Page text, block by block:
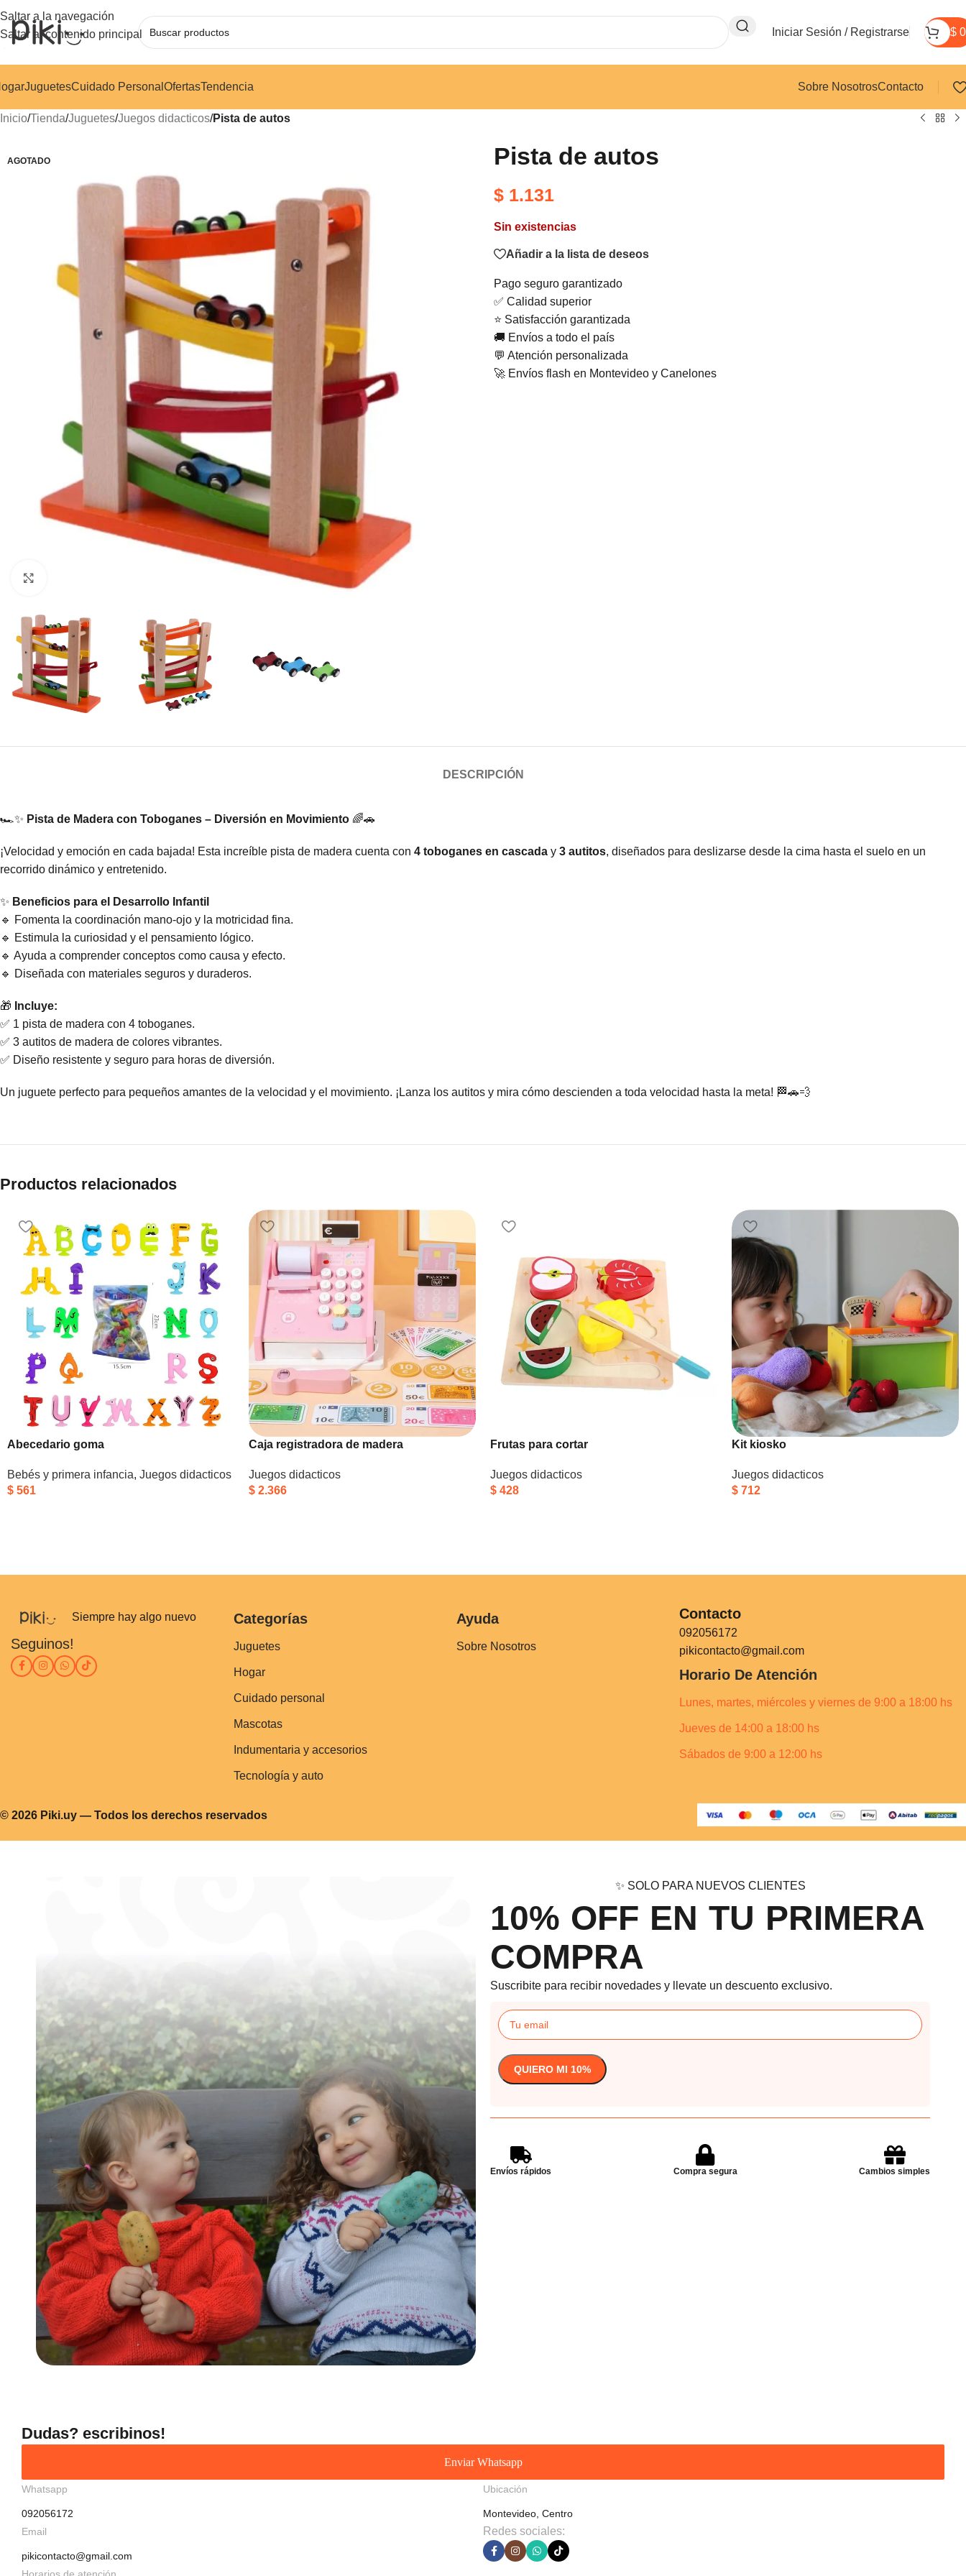
Saltar a la navegación
Saltar al contenido principal
Iniciar Sesión / Registrarse $ 0
JuguetesCuidado Personal OfertasTendencia Sobre NosotrosContacto
Inicio/Tienda/Juguetes/Juegos didacticos/Pista de autos
AGOTADO Pista de autos
$ 1.131
Sin existencias
Añadir a la lista de deseos
Pago seguro garantizado
✅ Calidad superior
⭐ Satisfacción garantizada
🚚 Envíos a todo el país
💬 Atención personalizada
🚀 Envíos flash en Montevideo y Canelones
DESCRIPCIÓN
🏎️✨ Pista de Madera con Toboganes – Diversión en Movimiento 🌈🚗
¡Velocidad y emoción en cada bajada! Esta increíble pista de madera cuenta con 4 toboganes en cascada y 3 autitos, diseñados para deslizarse desde la cima hasta el suelo en un
recorrido dinámico y entretenido.
✨ Beneficios para el Desarrollo Infantil
🔹 Fomenta la coordinación mano-ojo y la motricidad fina.
🔹 Estimula la curiosidad y el pensamiento lógico.
🔹 Ayuda a comprender conceptos como causa y efecto.
🔹 Diseñada con materiales seguros y duraderos.
🎁 Incluye:
✅ 1 pista de madera con 4 toboganes.
✅ 3 autitos de madera de colores vibrantes.
✅ Diseño resistente y seguro para horas de diversión.
Un juguete perfecto para pequeños amantes de la velocidad y el movimiento. ¡Lanza los autitos y mira cómo descienden a toda velocidad hasta la meta! 🏁🚗💨
Productos relacionados
Abecedario goma
Bebés y primera infancia, Juegos didacticos
$ 561
Caja registradora de madera
Juegos didacticos
$ 2.366
Frutas para cortar
Juegos didacticos
$ 428
Kit kiosko
Juegos didacticos
$ 712
Siempre hay algo nuevo
Seguinos!
Categorías
Juguetes
Hogar
Cuidado personal
Mascotas
Indumentaria y accesorios
Tecnología y auto
Ayuda
Sobre Nosotros
Contacto
092056172
pikicontacto@gmail.com
Horario De Atención
Lunes, martes, miércoles y viernes de 9:00 a 18:00 hs
Jueves de 14:00 a 18:00 hs
Sábados de 9:00 a 12:00 hs
© 2026 Piki.uy — Todos los derechos reservados
✨ SOLO PARA NUEVOS CLIENTES
10% OFF EN TU PRIMERA
COMPRA
Suscribite para recibir novedades y llevate un descuento exclusivo.
Envíos rápidos Compra segura Cambios simples
Dudas? escribinos!
Enviar Whatsapp
Whatsapp
092056172
Email
pikicontacto@gmail.com
Ubicación
Montevideo, Centro
Redes sociales: